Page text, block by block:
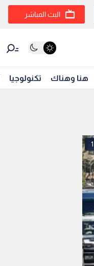
البث المباشر
هنا وهناك تكنولوجيا
1